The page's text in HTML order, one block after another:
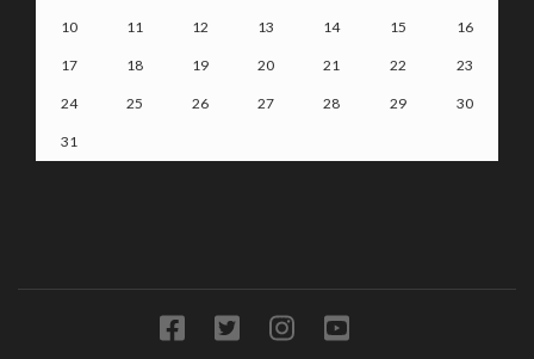
10 11 12 13 14 15 16
17 18 19 20 21 22 23
24 25 26 27 28 29 30
31